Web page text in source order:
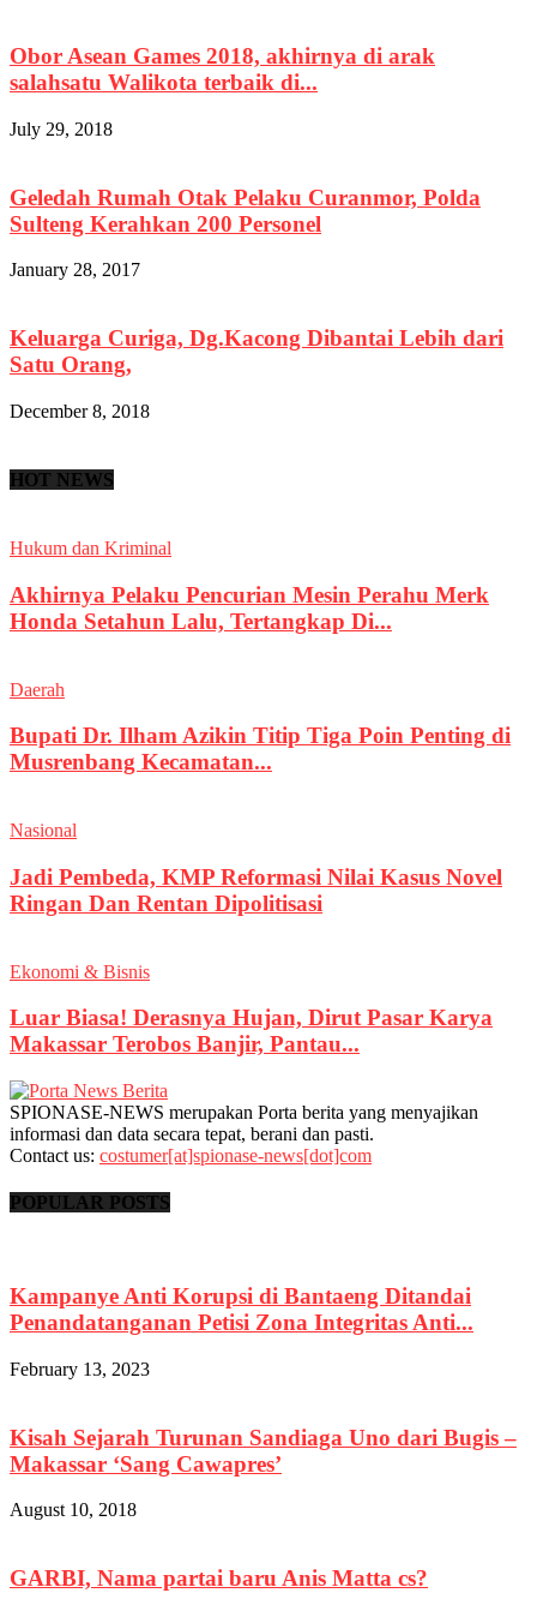
Obor Asean Games 2018, akhirnya di arak
salahsatu Walikota terbaik di...
July 29, 2018
Geledah Rumah Otak Pelaku Curanmor, Polda
Sulteng Kerahkan 200 Personel
January 28, 2017
Keluarga Curiga, Dg.Kacong Dibantai Lebih dari
Satu Orang,
December 8, 2018
HOT NEWS
Hukum dan Kriminal
Akhirnya Pelaku Pencurian Mesin Perahu Merk
Honda Setahun Lalu, Tertangkap Di...
Daerah
Bupati Dr. Ilham Azikin Titip Tiga Poin Penting di
Musrenbang Kecamatan...
Nasional
Jadi Pembeda, KMP Reformasi Nilai Kasus Novel
Ringan Dan Rentan Dipolitisasi
Ekonomi & Bisnis
Luar Biasa! Derasnya Hujan, Dirut Pasar Karya
Makassar Terobos Banjir, Pantau...
SPIONASE-NEWS merupakan Porta berita yang menyajikan
informasi dan data secara tepat, berani dan pasti.
Contact us: costumer[at]spionase-news[dot]com
POPULAR POSTS
Kampanye Anti Korupsi di Bantaeng Ditandai
Penandatanganan Petisi Zona Integritas Anti...
February 13, 2023
Kisah Sejarah Turunan Sandiaga Uno dari Bugis –
Makassar ‘Sang Cawapres’
August 10, 2018
GARBI, Nama partai baru Anis Matta cs?